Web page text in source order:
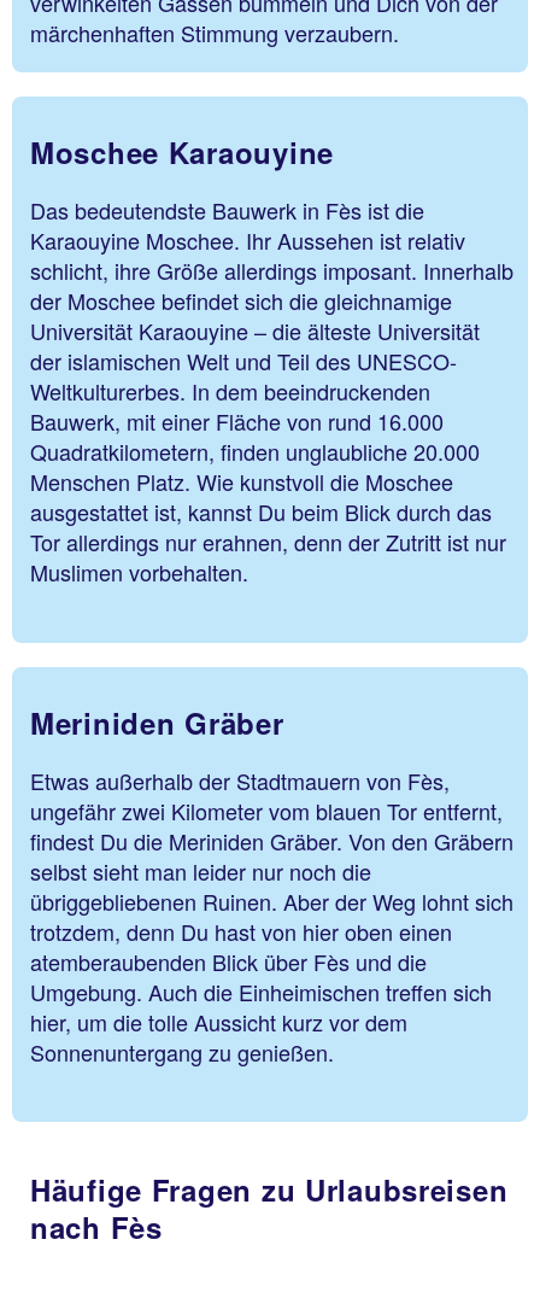
märchenhaften Stimmung verzaubern.
Moschee Karaouyine
Das bedeutendste Bauwerk in Fès ist die
Karaouyine Moschee. Ihr Aussehen ist relativ
schlicht, ihre Größe allerdings imposant. Innerhalb
der Moschee befindet sich die gleichnamige
Universität Karaouyine – die älteste Universität
der islamischen Welt und Teil des UNESCO-
Weltkulturerbes. In dem beeindruckenden
Bauwerk, mit einer Fläche von rund 16.000
Quadratkilometern, finden unglaubliche 20.000
Menschen Platz. Wie kunstvoll die Moschee
ausgestattet ist, kannst Du beim Blick durch das
Tor allerdings nur erahnen, denn der Zutritt ist nur
Muslimen vorbehalten.
Meriniden Gräber
Etwas außerhalb der Stadtmauern von Fès,
ungefähr zwei Kilometer vom blauen Tor entfernt,
findest Du die Meriniden Gräber. Von den Gräbern
selbst sieht man leider nur noch die
übriggebliebenen Ruinen. Aber der Weg lohnt sich
trotzdem, denn Du hast von hier oben einen
atemberaubenden Blick über Fès und die
Umgebung. Auch die Einheimischen treffen sich
hier, um die tolle Aussicht kurz vor dem
Sonnenuntergang zu genießen.
Häufige Fragen zu Urlaubsreisen
nach Fès